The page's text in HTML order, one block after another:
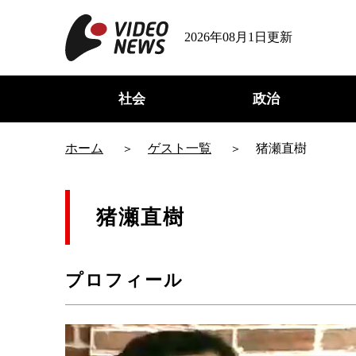
2026年08月1日更新
社会 政治
ホーム ゲスト一覧 猪瀬直樹
猪瀬直樹
プロフィール